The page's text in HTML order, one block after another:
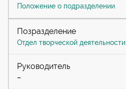
Положение о подразделении
Отдел творческой деятельности
–